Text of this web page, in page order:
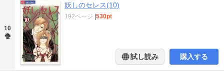
10
巻
妖しのセレス(10)
192ページ |530pt
試し読み 購入する